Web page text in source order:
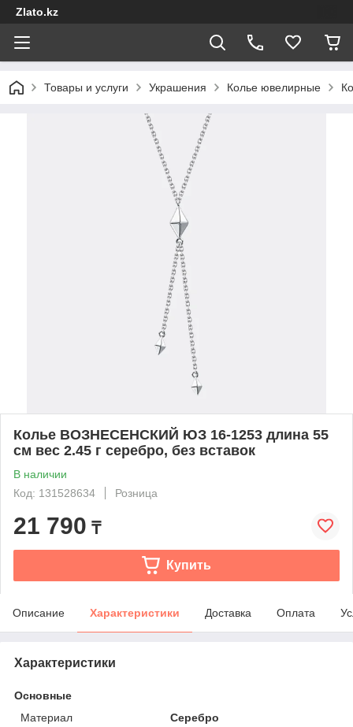
Zlato.kz
Товары и услуги Украшения Колье ювелирные
Колье ВОЗНЕСЕНСКИЙ ЮЗ 16-1253 длина 55
см вес 2.45 г серебро, без вставок
В наличии
Код: 131528634
Розница
21 790 ₸
Купить
Описание Характеристики Доставка Оплата
Характеристики
Основные
Материал
Серебро